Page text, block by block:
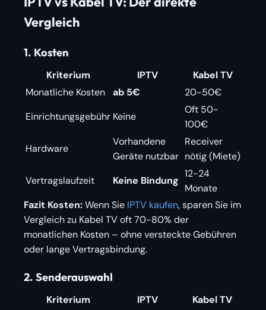
Vergleich
1. Kosten
Kriterium IPTV
Kabel TV
Monatliche Kosten
ab 5€
20-50€
Einrichtungsgebühr Keine
Oft 50-
100€
Hardware
Vorhandene
Geräte nutzbar
Receiver
nötig (Miete)
Vertragslaufzeit
Keine Bindung
12-24
Monate
Fazit Kosten:Wenn Sie IPTV kaufen, sparen Sie im
Vergleich zu Kabel TV oft 70-80% der
monatlichen Kosten – ohne versteckte Gebühren
oder lange Vertragsbindung.
2. Senderauswahl
Kriterium IPTV
Kabel TV